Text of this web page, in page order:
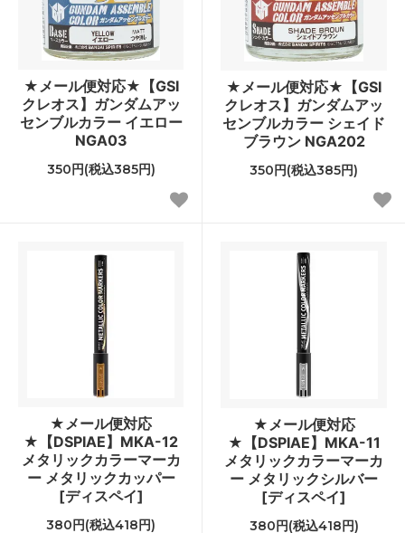
★メール便対応★【GSI
クレオス】ガンダムアッ
センブルカラー イエロー
NGA03
350円(税込385円)
★メール便対応★【GSI
クレオス】ガンダムアッ
センブルカラー シェイド
ブラウン NGA202
350円(税込385円)
★メール便対応
★【DSPIAE】MKA-12
メタリックカラーマーカ
ー メタリックカッパー
[ディスペイ]
380円(税込418円)
★メール便対応
★【DSPIAE】MKA-11
メタリックカラーマーカ
ー メタリックシルバー
[ディスペイ]
380円(税込418円)